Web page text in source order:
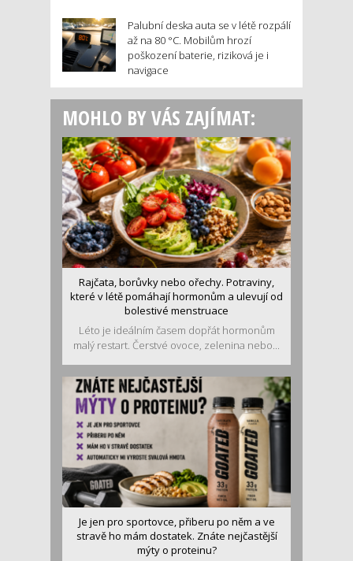
Palubní deska auta se v létě rozpálí
až na 80 °C. Mobilům hrozí
poškození baterie, riziková je i
navigace
MOHLO BY VÁS ZAJÍMAT:
Rajčata, borůvky nebo ořechy. Potraviny,
které v létě pomáhají hormonům a ulevují od
bolestivé menstruace
Léto je ideálním časem dopřát hormonům
malý restart. Čerstvé ovoce, zelenina nebo...
Je jen pro sportovce, přiberu po něm a ve
stravě ho mám dostatek. Znáte nejčastější
mýty o proteinu?